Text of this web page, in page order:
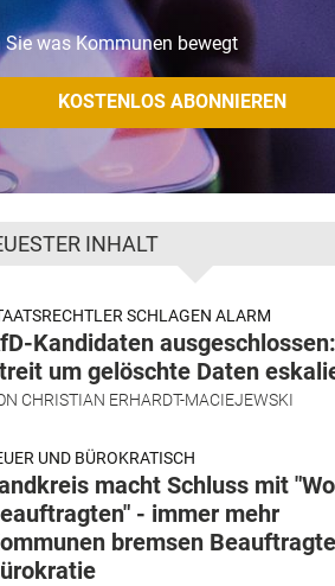
was Kommunen bewegt
INHALT
SCHLAGEN ALARM
Kandidaten ausgeschlossen:
um gelöschte Daten
CHRISTIAN ERHARDT-MACIEJEWSKI
UND BÜROKRATISCH
macht Schluss mit
- immer mehr
bremsen